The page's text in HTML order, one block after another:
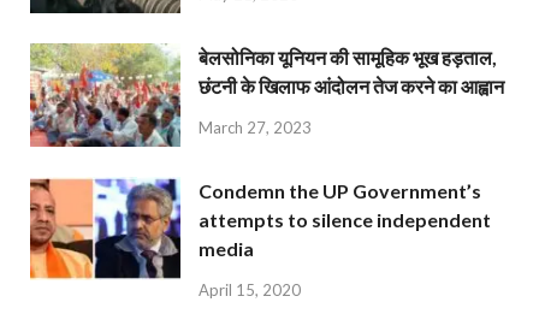
बेलसोनिका यूनियन की सामूहिक भूख हड़ताल,
छंटनी के खिलाफ आंदोलन तेज करने का आह्वान
March 27, 2023
Condemn the UP Government’s
attempts to silence independent
media
April 15, 2020